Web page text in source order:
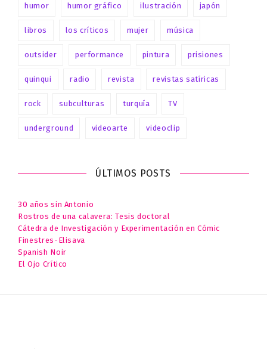
humor humor gráfico ilustración japón
libros los críticos mujer música
outsider performance pintura prisiones
quinqui radio revista revistas satíricas
rock subculturas turquía TV
underground videoarte videoclip
ÚLTIMOS POSTS
30 años sin Antonio
Rostros de una calavera: Tesis doctoral
Cátedra de Investigación y Experimentación en Cómic
Finestres-Elisava
Spanish Noir
El Ojo Crítico